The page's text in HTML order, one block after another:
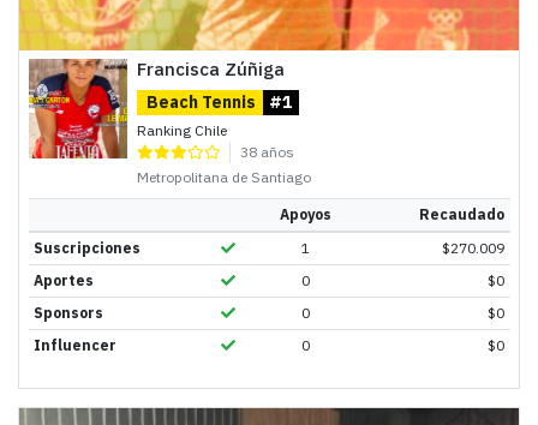
Francisca Zúñiga
Beach Tennis #1
Ranking Chile
38 años
Metropolitana de Santiago
Apoyos
Recaudado
Suscripciones
1 $270.009
Aportes
0 $0
Sponsors
0 $0
Influencer
0 $0